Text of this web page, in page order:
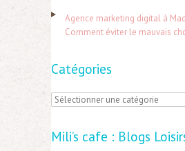
:
Agence marketing digital à
Comment éviter le mauvais
Catégories
C
tMili’s cafe : Blogs